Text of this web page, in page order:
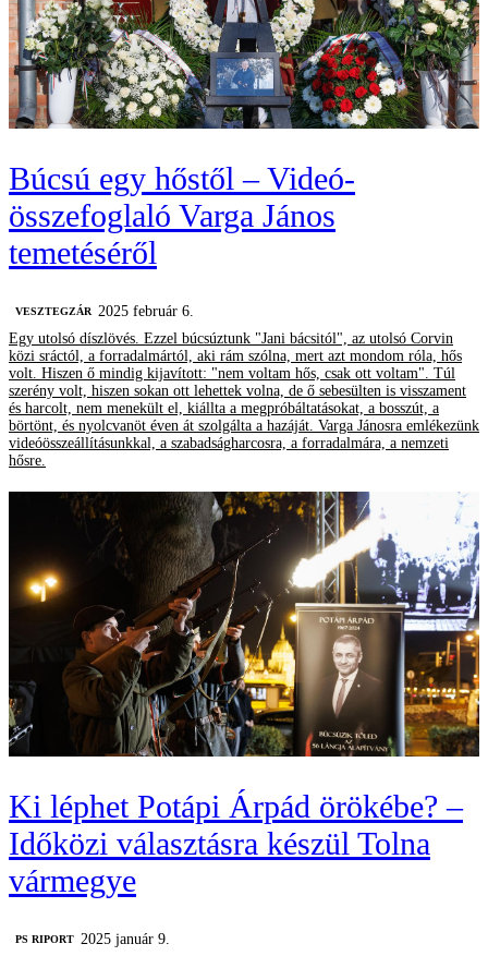
Búcsú egy hőstől – Videó-
összefoglaló Varga János
temetéséről
VESZTEGZÁR
2025 február 6.
Egy utolsó díszlövés. Ezzel búcsúztunk "Jani bácsitól", az utolsó Corvin
közi sráctól, a forradalmártól, aki rám szólna, mert azt mondom róla, hős
volt. Hiszen ő mindig kijavított: "nem voltam hős, csak ott voltam". Túl
szerény volt, hiszen sokan ott lehettek volna, de ő sebesülten is visszament
és harcolt, nem menekült el, kiállta a megpróbáltatásokat, a bosszút, a
börtönt, és nyolcvanöt éven át szolgálta a hazáját. Varga Jánosra emlékezünk
videóösszeállításunkkal, a szabadságharcosra, a forradalmára, a nemzeti
hősre.
Ki léphet Potápi Árpád örökébe? –
Időközi választásra készül Tolna
vármegye
‎PS RIPORT
2025 január 9.